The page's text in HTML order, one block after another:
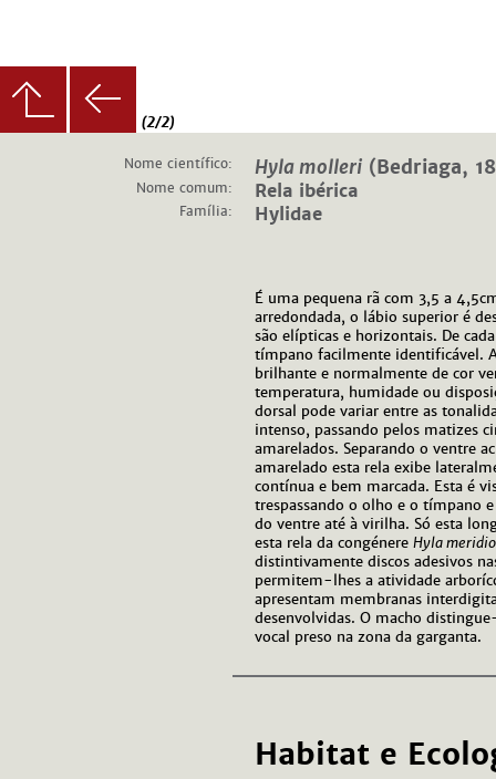
(2/2)
Nome científico: Hyla molleri (Bedriaga,
Nome comum: Rela ibérica
Família: Hylidae
É uma pequena rã com 3,5 a
arredondada, o lábio superior é
são elípticas e horizontais. De
tímpano facilmente identificável.
brilhante e normalmente de cor
temperatura, humidade ou
dorsal pode variar entre as
intenso, passando pelos matizes
amarelados. Separando o ventre
amarelado esta rela exibe
contínua e bem marcada. Esta é
trespassando o olho e o tímpano
do ventre até à virilha. Só esta
esta rela da congénere Hyla
distintivamente discos adesivos
permitem-lhes a atividade
apresentam membranas
desenvolvidas. O macho
vocal preso na zona da garganta.
Habitat e